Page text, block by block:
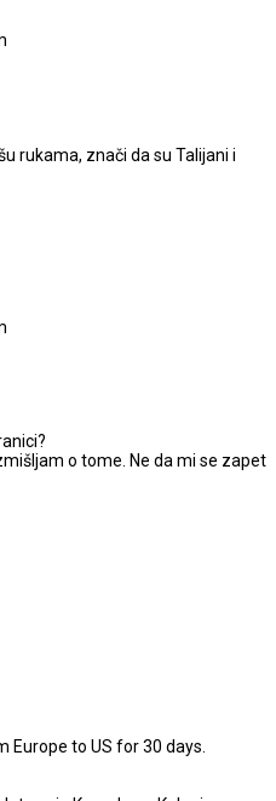
rukama, znači da su Talijani i
o tome. Ne da mi se zapet
Europe to US for 30 days.